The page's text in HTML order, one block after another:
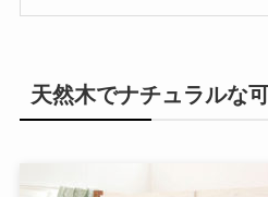
天然木でナチュラルな